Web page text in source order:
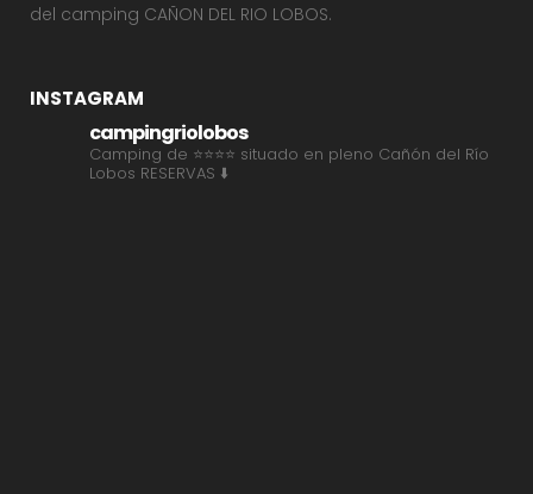
del camping CAÑON DEL RIO LOBOS.
INSTAGRAM
campingriolobos
Camping de ⭐⭐⭐⭐ situado en pleno Cañón del Río
Lobos RESERVAS ⬇️